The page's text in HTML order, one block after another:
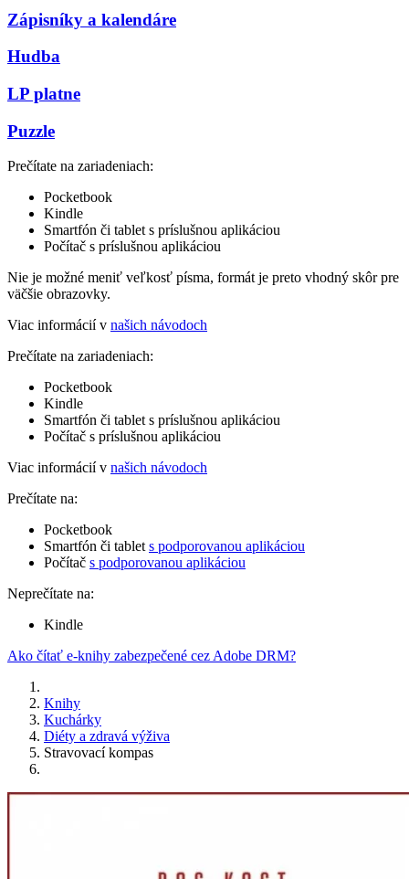
Zápisníky a kalendáre
Hudba
LP platne
Puzzle
Prečítate na zariadeniach:
Pocketbook
Kindle
Smartfón či tablet s príslušnou aplikáciou
Počítač s príslušnou aplikáciou
Nie je možné meniť veľkosť písma, formát je preto vhodný skôr pre
väčšie obrazovky.
Viac informácií v našich návodoch
Prečítate na zariadeniach:
Pocketbook
Kindle
Smartfón či tablet s príslušnou aplikáciou
Počítač s príslušnou aplikáciou
Viac informácií v našich návodoch
Prečítate na:
Pocketbook
Smartfón či tablet s podporovanou aplikáciou
Počítač s podporovanou aplikáciou
Neprečítate na:
Kindle
Ako čítať e-knihy zabezpečené cez Adobe DRM?
Knihy
Kuchárky
Diéty a zdravá výživa
Stravovací kompas